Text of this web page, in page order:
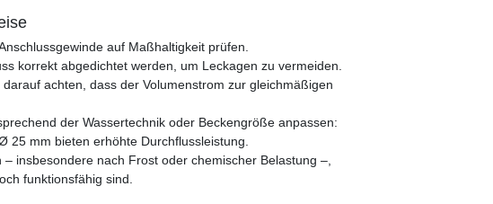
auf Maßhaltigkeit prüfen.
korrekt abgedichtet werden, um Leckagen zu vermeiden.
achten, dass der Volumenstrom zur gleichmäßigen
der Wassertechnik oder Beckengröße anpassen:
mm bieten erhöhte Durchflussleistung.
insbesondere nach Frost oder chemischer Belastung –,
funktionsfähig sind.